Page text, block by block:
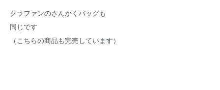
クラファンのさんかくバッグも
同じです
（こちらの商品も完売しています）